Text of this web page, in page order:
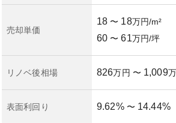
売却単価
18 〜 18万円/m²
60 〜 61万円/坪
リノベ後相場 826万円 〜 1,009
表面利回り 9.62% 〜 14.44%